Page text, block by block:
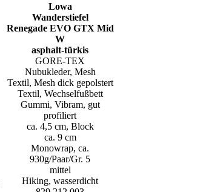
Lowa
Wanderstiefel
Renegade EVO GTX Mid
W
asphalt-türkis
GORE-TEX
Nubukleder, Mesh
Textil, Mesh dick gepolstert
Textil, Wechselfußbett
Gummi, Vibram, gut
profiliert
ca. 4,5 cm, Block
ca. 9 cm
Monowrap, ca.
930g/Paar/Gr. 5
mittel
Hiking, wasserdicht